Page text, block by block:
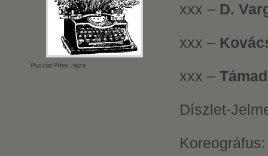
xxx – D.
xxx –
xxx –
Díszlet-
Pusztai Péter rajza